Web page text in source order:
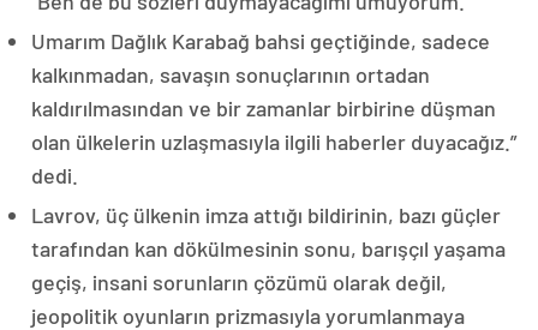
Umarım Dağlık Karabağ bahsi geçtiğinde, sadece
kalkınmadan, savaşın sonuçlarının ortadan
kaldırılmasından ve bir zamanlar birbirine düşman
olan ülkelerin uzlaşmasıyla ilgili haberler duyacağız.”
dedi.
Lavrov, üç ülkenin imza attığı bildirinin, bazı güçler
tarafından kan dökülmesinin sonu, barışçıl yaşama
geçiş, insani sorunların çözümü olarak değil,
jeopolitik oyunların prizmasıyla yorumlanmaya